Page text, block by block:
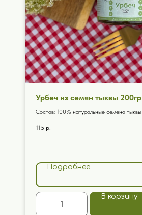
Урбеч из семян тыквы 200гр
Состав: 100% натуральные семена тыквы
115 р.
Подробнее
В корзину